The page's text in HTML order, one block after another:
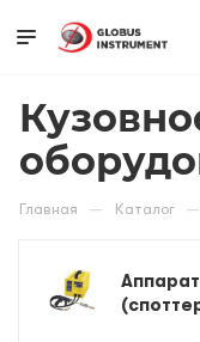
Главная — Каталог —